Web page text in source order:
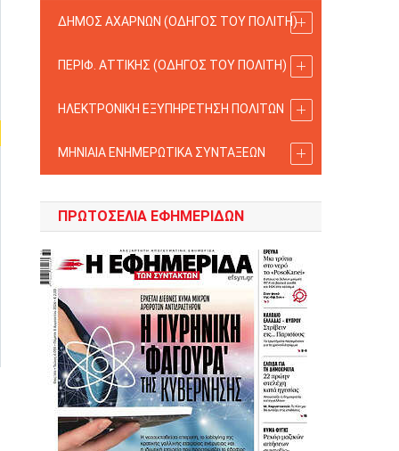
ΔΗΜΟΣ ΑΧΑΡΝΩΝ (ΟΔΗΓΟΣ TOY ΠΟΛΙΤΗ)
ΠΕΡΙΦ. ΑΤΤΙΚΗΣ (ΟΔΗΓΟΣ TOY ΠΟΛΙΤΗ)
ΗΛΕΚΤΡΟΝΙΚΗ ΕΞΥΠΗΡΕΤΗΣΗ ΠΟΛΙΤΩΝ
ΜΗΝΙΑΙΑ ΕΝΗΜΕΡΩΤΙΚΑ ΣΥΝΤΑΞΕΩΝ
ΠΡΩΤΟΣΈΛΙΑ ΕΦΗΜΕΡΊΔΩΝ